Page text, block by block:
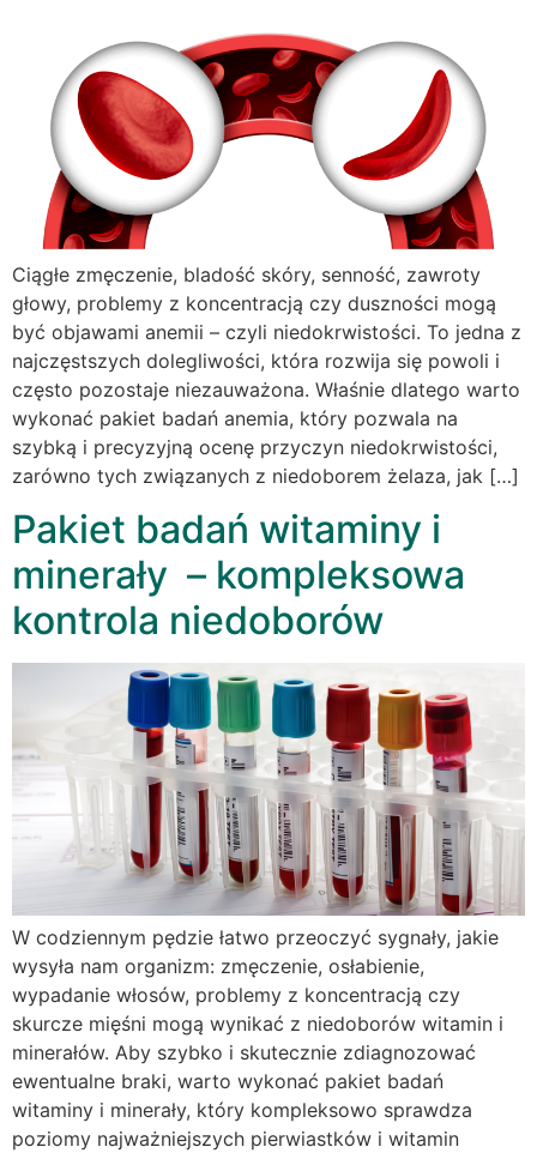
Ciągłe zmęczenie, bladość skóry, senność, zawroty
głowy, problemy z koncentracją czy duszności mogą
być objawami anemii – czyli niedokrwistości. To jedna z
najczęstszych dolegliwości, która rozwija się powoli i
często pozostaje niezauważona. Właśnie dlatego warto
wykonać pakiet badań anemia, który pozwala na
szybką i precyzyjną ocenę przyczyn niedokrwistości,
zarówno tych związanych z niedoborem żelaza, jak […]
Pakiet badań witaminy i
minerały – kompleksowa
kontrola niedoborów
W codziennym pędzie łatwo przeoczyć sygnały, jakie
wysyła nam organizm: zmęczenie, osłabienie,
wypadanie włosów, problemy z koncentracją czy
skurcze mięśni mogą wynikać z niedoborów witamin i
minerałów. Aby szybko i skutecznie zdiagnozować
ewentualne braki, warto wykonać pakiet badań
witaminy i minerały, który kompleksowo sprawdza
poziomy najważniejszych pierwiastków i witamin